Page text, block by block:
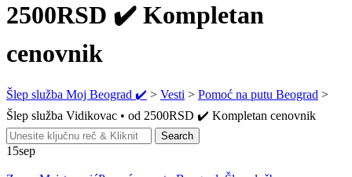
2500RSD ✔️ Kompletan
cenovnik
Šlep služba Moj Beograd ✔️ > Vesti > Pomoć na putu Beograd >
Šlep služba Vidikovac • od 2500RSD ✔️ Kompletan cenovnik
Search
for:
Search
15sep